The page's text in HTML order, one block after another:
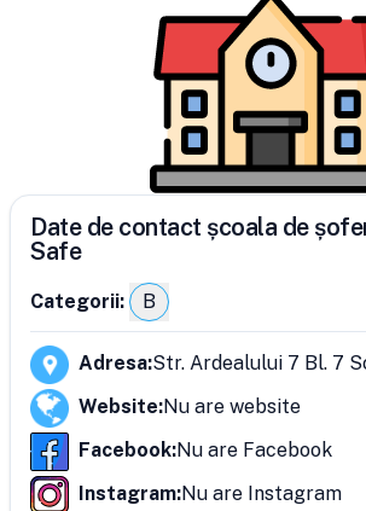
Date de contact școala de
Safe
Categorii: B
Adresa:Str. Ardealului 7 Bl. 7
Website:Nu are website
Facebook:Nu are Facebook
Instagram:Nu are Instagram